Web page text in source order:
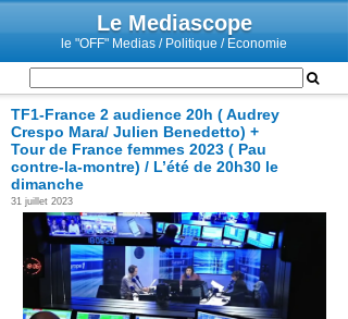
Le Mediascope
le "OFF" Medias / Politique / Economie
TF1-France 2 audience 20h ( Audrey
Crespo Mara/ Julien Benedetto) +
Tour de France femmes 2023 ( Pau
contre-la-montre) / L’été de 20h30 le
dimanche
31 juillet 2023